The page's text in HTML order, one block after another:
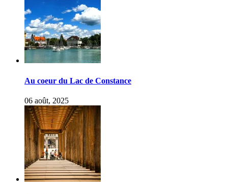
Au coeur du Lac de Constance
06 août, 2025